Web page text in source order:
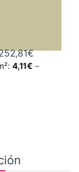
128,65€
se
€Rango de
4,11€ –
tiene múltiples